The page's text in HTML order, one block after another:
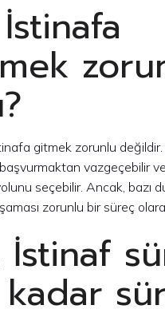
İstinafa
gitmek zorunlu
vazgeçebilir
seçebilir. Ancak, bazı
zorunlu bir süreç
İstinaf